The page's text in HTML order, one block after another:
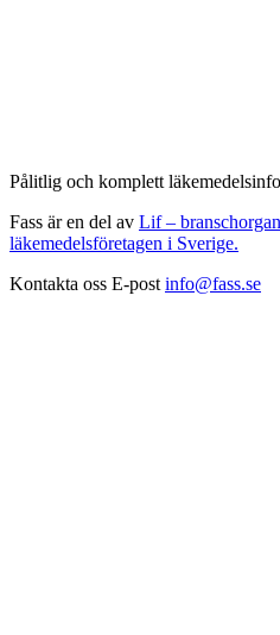
Pålitlig och komplett
Fass är en del av Lif –
läkemedelsföretagen i Sverige.
Kontakta oss E-post info@fass.se